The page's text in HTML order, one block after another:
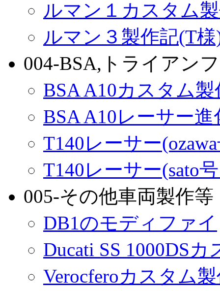
ルマン１カスタム
ルマン３製作記(T様
004-BSA,トライアンフ
BSA A10カスタム製
BSA A10レーサー進
T140レーサー
T140レーサー(sato
005-その他車両製作等
DB1のモディファイ
Ducati SS 1000DSカ
Verocferoカスタム